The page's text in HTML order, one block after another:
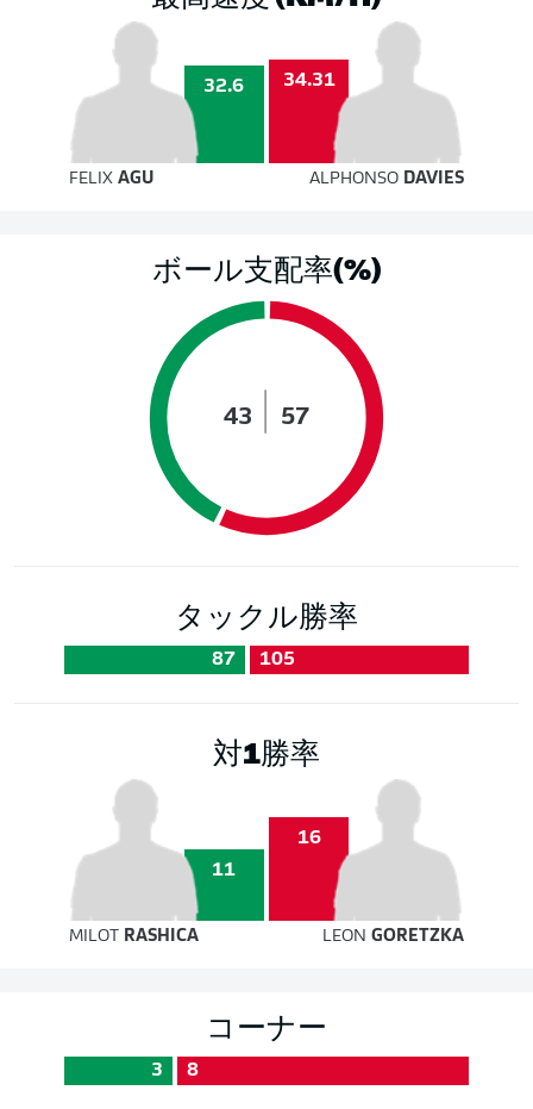
32.6 34.31
FELIX AGU ALPHONSO DAVIES
ボール支配率(%)
43 57
タックル勝率
87 105
対1勝率
11
16
MILOT RASHICA LEONGORETZKA
コーナー
3 8